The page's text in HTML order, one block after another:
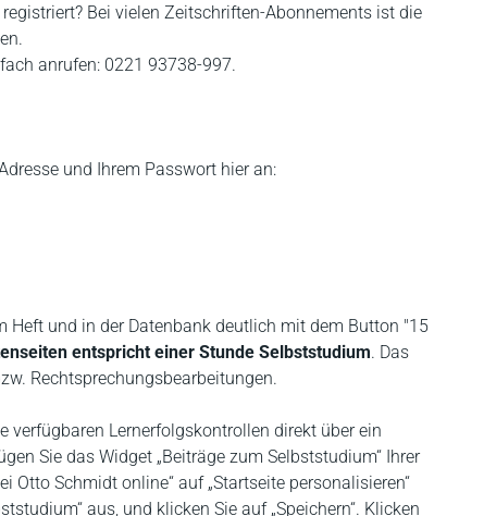
Bei vielen Zeitschriften-Abonnements ist die
anrufen: 0221 93738-997.
und Ihrem Passwort hier an:
und in der Datenbank deutlich mit dem Button "15
entspricht einer Stunde Selbststudium. Das
Rechtsprechungsbearbeitungen.
verfügbaren Lernerfolgskontrollen direkt über ein
Sie das Widget „Beiträge zum Selbststudium“ Ihrer
Otto Schmidt online“ auf „Startseite personalisieren“
aus, und klicken Sie auf „Speichern“. Klicken